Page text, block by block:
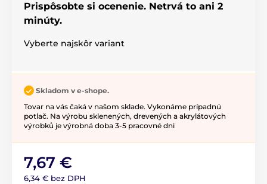
Prispôsobte si ocenenie. Netrvá to ani 2
minúty.
Vyberte najskôr variant
Skladom v e-shope.
Tovar na vás čaká v našom sklade. Vykonáme prípadnú
potlač. Na výrobu sklenených, drevených a akrylátových
výrobků je výrobná doba 3-5 pracovné dni
7,67 €
6,34 € bez DPH